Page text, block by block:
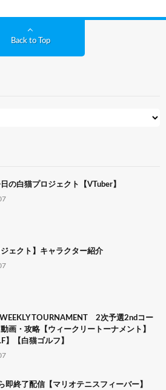
Back to Top
日の白猫プロジェクト【VTuber】
ジェクト】キャラクター紹介
TOURNAMENT 2次予選2ndコー
画・攻略【ウィークリートーナメント】
】【白猫ゴルフ】
即終了配信【マリオテニスフィーバー】